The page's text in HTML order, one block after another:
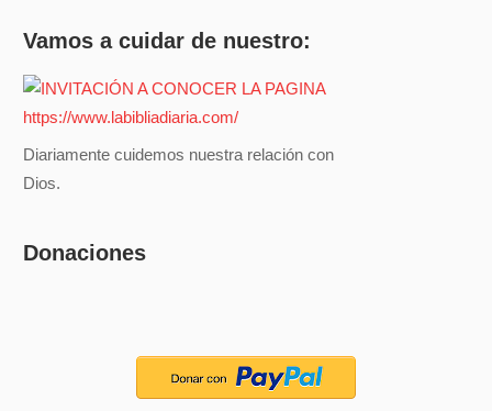
Vamos a cuidar de nuestro:
Diariamente cuidemos nuestra relación con
Dios.
Donaciones